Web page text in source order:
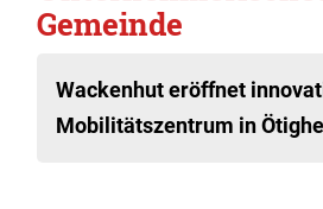
Gemeinde
Wackenhut eröffnet
Mobilitätszentrum in